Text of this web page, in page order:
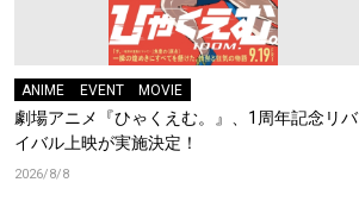
ANIME EVENT MOVIE
劇場アニメ『ひゃくえむ。』、1周年記念リバ
イバル上映が実施決定！
2026/8/8